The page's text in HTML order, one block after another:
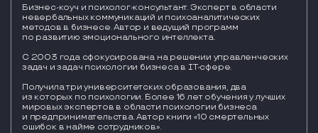
Бизнес-коуч и психолог-консультант. Эксперт в области
невербальных коммуникаций и психоаналитических
методов в бизнесе. Автор и ведущий программ
по развитию эмоционального интеллекта.
С 2003 года сфокусирована на решении управленческих
задач и задач психологии бизнеса в IT-сфере.
Получила три университетских образования, два
из которых по психологии. Более 16 лет обучения у лучших
мировых экспертов в области психологии бизнеса
и предпринимательства. Автор книги «10 смертельных
ошибок в найме сотрудников».